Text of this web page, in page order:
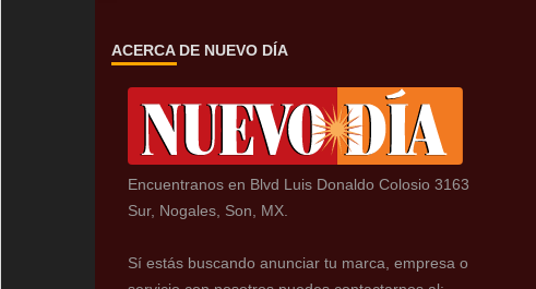
ACERCA DE NUEVO DÍA
Encuentranos en Blvd Luis Donaldo Colosio 3163
Sur, Nogales, Son, MX.
Sí estás buscando anunciar tu marca, empresa o